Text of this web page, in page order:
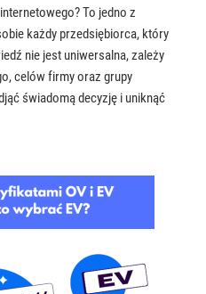
To jedno z
każdy przedsiębiorca, który
nie jest uniwersalna, zależy
celów firmy oraz grupy
świadomą decyzję i uniknąć